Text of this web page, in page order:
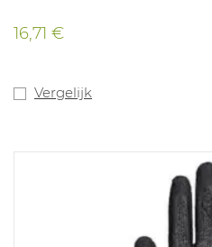
16,71 €
Vergelijk